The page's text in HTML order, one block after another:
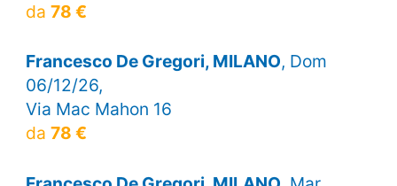
da 78 €
Francesco De Gregori, MILANO, Dom
06/12/26,
Via Mac Mahon 16
da 78 €